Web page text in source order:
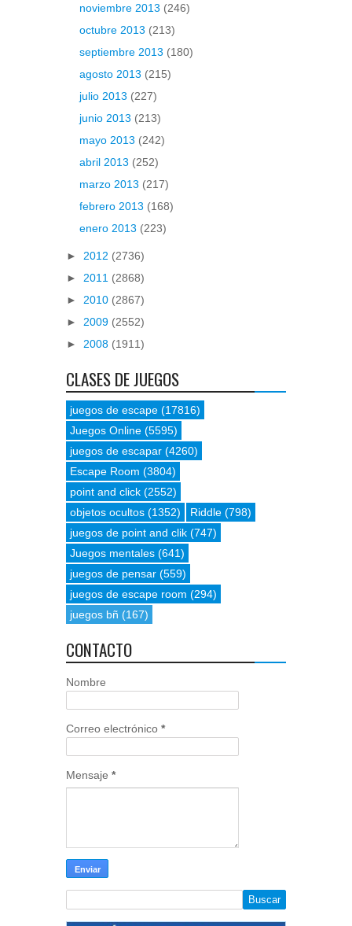
noviembre 2013 (246)
octubre 2013 (213)
septiembre 2013 (180)
agosto 2013 (215)
julio 2013 (227)
junio 2013 (213)
mayo 2013 (242)
abril 2013 (252)
marzo 2013 (217)
febrero 2013 (168)
enero 2013 (223)
► 2012 (2736)
► 2011 (2868)
► 2010 (2867)
► 2009 (2552)
► 2008 (1911)
CLASES DE JUEGOS
juegos de escape (17816)
Juegos Online (5595)
juegos de escapar (4260)
Escape Room (3804)
point and click (2552)
objetos ocultos (1352) Riddle (798)
juegos de point and clik (747)
Juegos mentales (641)
juegos de pensar (559)
juegos de escape room (294)
juegos bñ (167)
CONTACTO
Nombre
Correo electrónico *
Mensaje *